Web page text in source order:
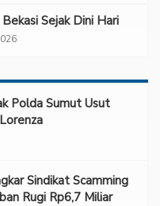
Sejak Dini Hari
Polda Sumut Usut
Sindikat Scamming
Rugi Rp6,7 Miliar